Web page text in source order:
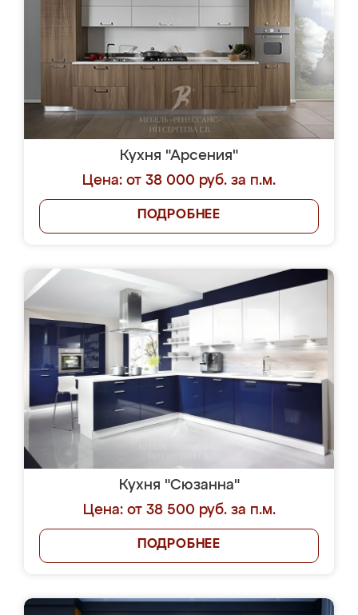
Кухня "Арсения"
Цена: от 38 000 руб. за п.м.
ПОДРОБНЕЕ
Кухня "Сюзанна"
Цена: от 38 500 руб. за п.м.
ПОДРОБНЕЕ